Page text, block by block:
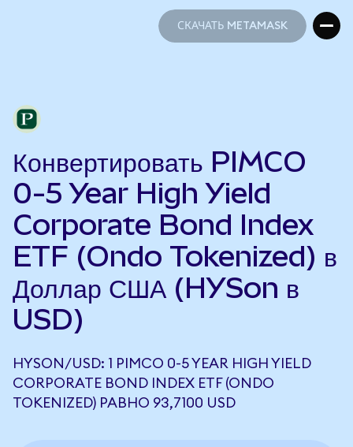
СКАЧАТЬ METAMASK
Конвертировать PIMCO
0-5 Year High Yield
Corporate Bond Index
ETF (Ondo Tokenized) в
Доллар США (HYSon в
USD)
HYSON/USD: 1 PIMCO 0-5 YEAR HIGH YIELD
CORPORATE BOND INDEX ETF (ONDO
TOKENIZED) РАВНО 93,7100 USD